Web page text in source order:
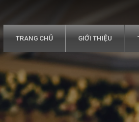
TRANG CHỦ GIỚI THIỆU